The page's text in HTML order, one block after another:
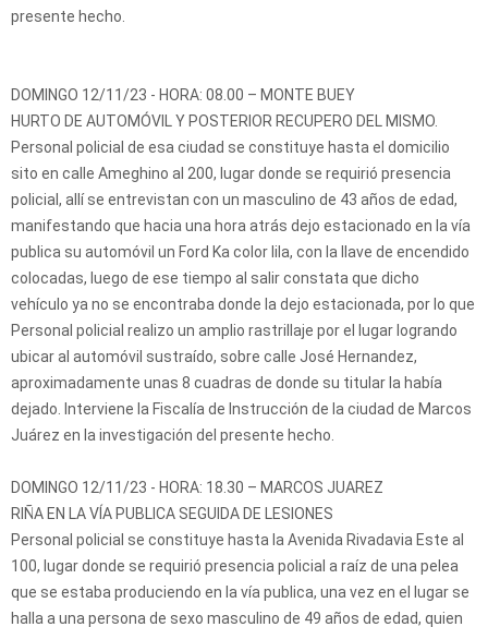
presente hecho.
DOMINGO 12/11/23 - HORA: 08.00 – MONTE BUEY
HURTO DE AUTOMÓVIL Y POSTERIOR RECUPERO DEL MISMO.
Personal policial de esa ciudad se constituye hasta el domicilio
sito en calle Ameghino al 200, lugar donde se requirió presencia
policial, allí se entrevistan con un masculino de 43 años de edad,
manifestando que hacia una hora atrás dejo estacionado en la vía
publica su automóvil un Ford Ka color lila, con la llave de encendido
colocadas, luego de ese tiempo al salir constata que dicho
vehículo ya no se encontraba donde la dejo estacionada, por lo que
Personal policial realizo un amplio rastrillaje por el lugar logrando
ubicar al automóvil sustraído, sobre calle José Hernandez,
aproximadamente unas 8 cuadras de donde su titular la había
dejado. Interviene la Fiscalía de Instrucción de la ciudad de Marcos
Juárez en la investigación del presente hecho.
DOMINGO 12/11/23 - HORA: 18.30 – MARCOS JUAREZ
RIÑA EN LA VÍA PUBLICA SEGUIDA DE LESIONES
Personal policial se constituye hasta la Avenida Rivadavia Este al
100, lugar donde se requirió presencia policial a raíz de una pelea
que se estaba produciendo en la vía publica, una vez en el lugar se
halla a una persona de sexo masculino de 49 años de edad, quien